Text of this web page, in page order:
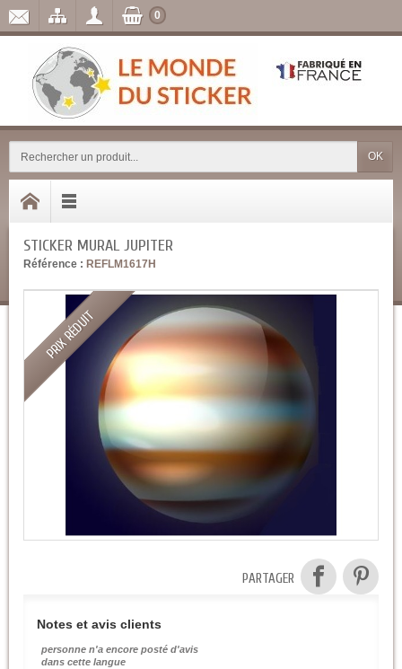
OK
0
STICKER MURAL JUPITER
Référence : REFLM1617H
PRIX RÉDUIT
PARTAGER
Notes et avis clients
personne n'a encore posté d'avis
dans cette langue